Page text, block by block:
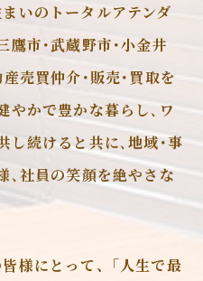
いのトータルアテンダ
鷹市･武蔵野市･小金井
売買仲介･販売･買取を
やかで豊かな暮らし､ワ
し続けると共に､地域･事
､社員の笑顔を絶やさな
様にとって、｢人生で最